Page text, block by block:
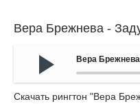
Вера Брежнева -
Вера
Cкачать рингтон "Вера